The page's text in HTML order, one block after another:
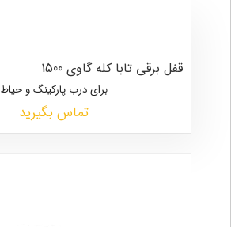
قفل برقی تابا کله گاوی 1500
برای درب پارکینگ و حیاط
تماس بگیرید